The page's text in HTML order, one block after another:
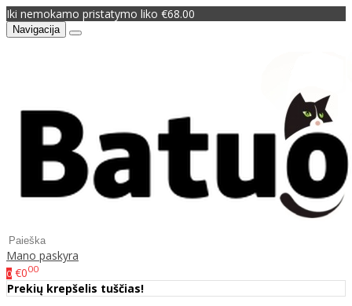
Iki nemokamo pristatymo liko €68.00
Navigacija
Mano paskyra
0 €000
Prekių krepšelis tuščias!